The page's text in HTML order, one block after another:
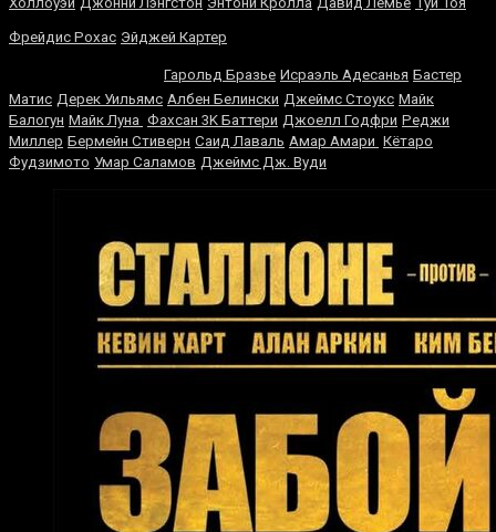
Фрейдис Рохас Эйджей Картер
Гарольд Бразье Исраэль Адесанья Бастер
Матис Дерек Уильямс Албен Белински Джеймс Стоукс Майк
Балогун Майк Луна Фахсан 3K Баттери Джоелл Годфри Реджи
Миллер Бермейн Стиверн Саид Лаваль Амар Амари Кётаро
Фудзимото Умар Саламов Джеймс Дж. Вуди